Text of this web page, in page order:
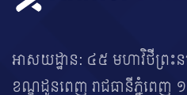
អាសយដ្ឋាន: ៤៥ មហាវិថីព្រះនរ
ខណ្ឌដូនពេញ រាជធានីភ្នំពេ